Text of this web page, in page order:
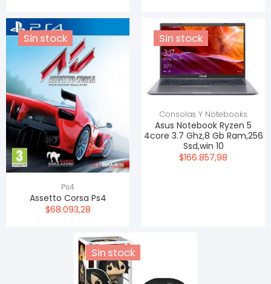
Sin stock
Ps4
Assetto Corsa Ps4
$68.093,28
Sin stock
Consolas Y Notebooks
Asus Notebook Ryzen 5
4core 3.7 Ghz,8 Gb Ram,256
Ssd,win 10
$166.857,98
Sin stock